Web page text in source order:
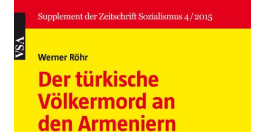
Völkermord an den
Armeniern 1915/16
Zur Wunschliste hinzufügen